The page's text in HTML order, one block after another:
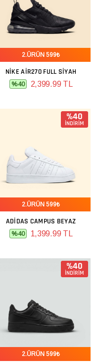
2.ÜRÜN 599₺
NIKE AIR270 FULL SIYAH
%40 2,399.99 TL
%40
İNDİRİM
2.ÜRÜN 599₺
ADIDAS CAMPUS BEYAZ
%40 1,399.99 TL
%40
İNDİRİM
2.ÜRÜN 599₺